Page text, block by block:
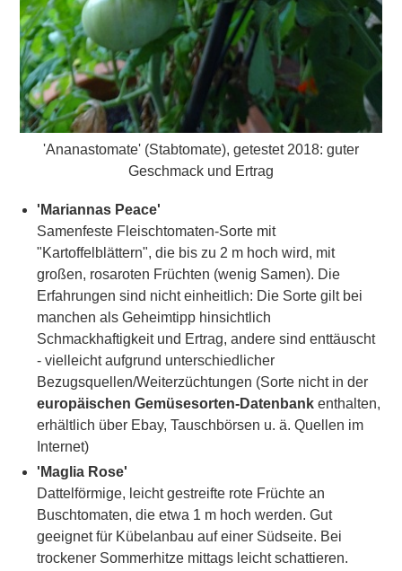
'Ananastomate' (Stabtomate), getestet 2018: guter
Geschmack und Ertrag
'Mariannas Peace'
Samenfeste Fleischtomaten-Sorte mit
"Kartoffelblättern", die bis zu 2 m hoch wird, mit
großen, rosaroten Früchten (wenig Samen). Die
Erfahrungen sind nicht einheitlich: Die Sorte gilt bei
manchen als Geheimtipp hinsichtlich
Schmackhaftigkeit und Ertrag, andere sind enttäuscht
- vielleicht aufgrund unterschiedlicher
Bezugsquellen/Weiterzüchtungen (Sorte nicht in der
europäischen Gemüsesorten-Datenbank enthalten,
erhältlich über Ebay, Tauschbörsen u. ä. Quellen im
Internet)
'Maglia Rose'
Dattelförmige, leicht gestreifte rote Früchte an
Buschtomaten, die etwa 1 m hoch werden. Gut
geeignet für Kübelanbau auf einer Südseite. Bei
trockener Sommerhitze mittags leicht schattieren.